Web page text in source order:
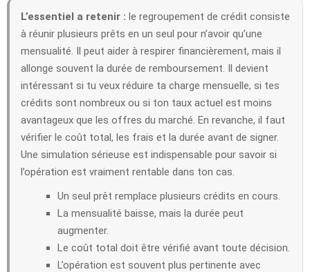
L’essentiel a retenir : le regroupement de crédit consiste
à réunir plusieurs prêts en un seul pour n’avoir qu’une
mensualité. Il peut aider à respirer financièrement, mais il
allonge souvent la durée de remboursement. Il devient
intéressant si tu veux réduire ta charge mensuelle, si tes
crédits sont nombreux ou si ton taux actuel est moins
avantageux que les offres du marché. En revanche, il faut
vérifier le coût total, les frais et la durée avant de signer.
Une simulation sérieuse est indispensable pour savoir si
l’opération est vraiment rentable dans ton cas.
Un seul prêt remplace plusieurs crédits en cours.
La mensualité baisse, mais la durée peut
augmenter.
Le coût total doit être vérifié avant toute décision.
L’opération est souvent plus pertinente avec